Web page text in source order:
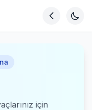
için